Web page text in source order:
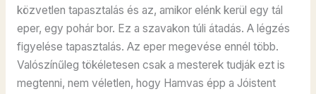
közvetlen tapasztalás és az, amikor elénk kerül egy tál
eper, egy pohár bor. Ez a szavakon túli átadás. A légzés
figyelése tapasztalás. Az eper megevése ennél több.
Valószínűleg tökéletesen csak a mesterek tudják ezt is
megtenni, nem véletlen, hogy Hamvas épp a Jóistent